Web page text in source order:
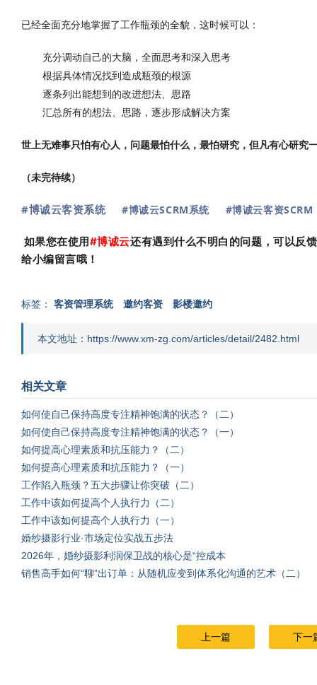
已经全面充分地掌握了工作瓶颈的全貌，这时候可以：
充分调动自己的大脑，全面思考和深入思考
根据具体情况找到造成瓶颈的根源
逐条列出能想到的改进想法、思路
汇总所有的想法、思路，逐步形成解决方案
世上无难事只怕有心人，问题最怕什么，最怕研究，但凡有心研究
（未完待续）
#博诚云客资系统 #博诚云SCRM系统 #博诚云客资SCRM
如果您在使用#博诚云还有遇到什么不明白的问题，可以反
给小编留言哦！
标签： 客资管理系统 邀约客资 影楼邀约
本文地址：https://www.xm-zg.com/articles/detail/2482.html
相关文章
如何使自己保持高度专注精神饱满的状态？（二）
如何使自己保持高度专注精神饱满的状态？（一）
如何提高心理素质和抗压能力？（二）
如何提高心理素质和抗压能力？（一）
工作陷入瓶颈？五大步骤让你突破（二）
工作中该如何提高个人执行力（二）
工作中该如何提高个人执行力（一）
婚纱摄影行业·市场定位实战五步法
2026年，婚纱摄影利润保卫战的核心是“控成本
销售高手如何“聊”出订单：从随机应变到体系化沟通的艺术（二）
上一篇 下一